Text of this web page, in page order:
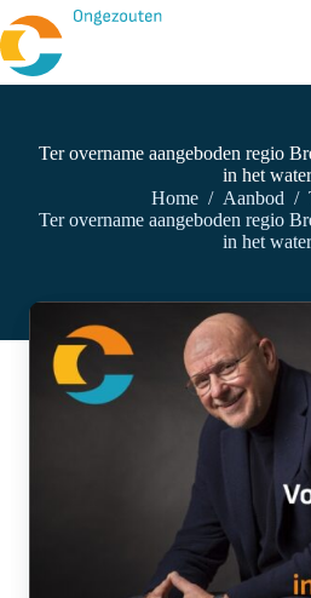
naar
de
inhoud
Ter overname aangeboden regio
in het
Home / Aanbod /
Ter overname aangeboden regio
in het